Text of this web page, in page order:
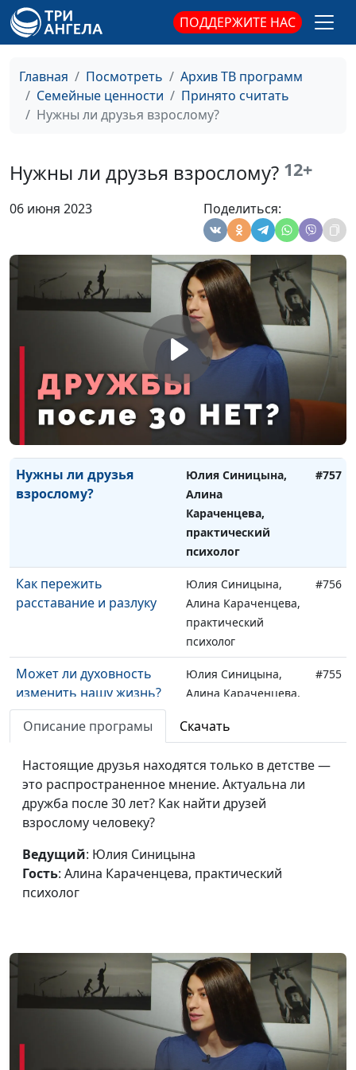
ПОДДЕРЖИТЕ НАС
Главная Посмотреть
Архив ТВ программ
Семейные ценности
Принято считать
Нужны ли друзья взрослому?
Нужны ли друзья взрослому? 12+
06 июня 2023 Поделиться:
Я инфантилен. Как
повзрослеть?
Юлия Синицына,
Алина Караченцева,
психолог
#762
Личная эффективность
Юлия Синицына,
психолог
Эмоции и чувства: о чем
Юлия Синицына,
Алина Караченцева,
практический
психолог
Как пережить утрату
Юлия Синицына,
Алина Караченцева,
практический
психолог
#759
Что делать жертве
гостинга
Юлия Синицына,
Алина Караченцева,
практический
психолог
#758
Нужны ли друзья
взрослому?
Юлия Синицына,
Алина
Караченцева,
практический
психолог
#757
Как пережить
расставание и разлуку
Юлия Синицына,
Алина Караченцева,
практический
психолог
#756
Может ли духовность
изменить нашу жизнь?
Юлия Синицына,
Алина Караченцева,
психолог
#755
Можно ли быть
счастливым одному?
Юлия Синицына,
Алина Караченцева,
практический
#754
Как перестать
драматизировать и
давать негативные
Юлия Синицына,
Алина Караченцева,
неопределенность,
тревога, неуверенность
Алина Караченцева,
практический
психолог
границы, чувства и игра
Юлия Синицына,
Ольга Лебедева,
#751
Описание програмы Скачать
Настоящие друзья находятся только в детстве —
это распространенное мнение. Актуальна ли
дружба после 30 лет? Как найти друзей
взрослому человеку?
Ведущий: Юлия Синицына
Гость: Алина Караченцева, практический
психолог